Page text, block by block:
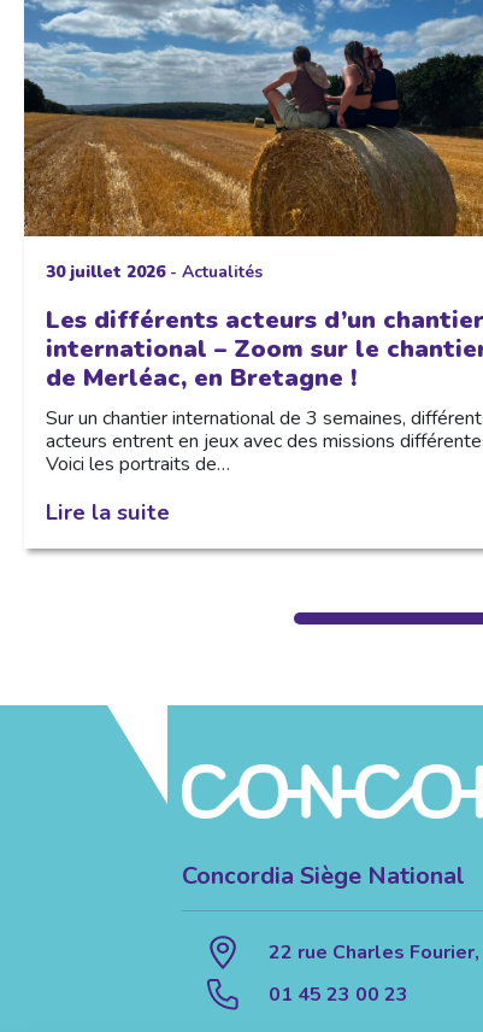
30 juillet 2026- Actualités
Les différents acteurs d’un chantier
international – Zoom sur le
de Merléac, en Bretagne !
Sur un chantier international de 3 semaines,
acteurs entrent en jeux avec des missions
Voici les portraits de…
Lire la suite
Concordia Siège National
22 rue Charles
01 45 23 00 23